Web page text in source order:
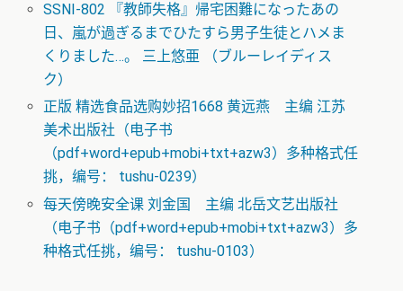
SSNI-802 『教師失格』帰宅困難になったあの
日、嵐が過ぎるまでひたすら男子生徒とハメま
くりました…。 三上悠亜 （ブルーレイディス
ク）
正版 精选食品选购妙招1668 黄远燕 主编 江苏
美术出版社（电子书
（pdf+word+epub+mobi+txt+azw3）多种格式任
挑，编号： tushu-0239）
每天傍晚安全课 刘金国 主编 北岳文艺出版社
（电子书（pdf+word+epub+mobi+txt+azw3）多
种格式任挑，编号： tushu-0103）